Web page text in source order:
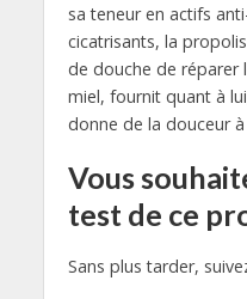
sa teneur en actifs
cicatrisants, la
de douche de réparer
miel, fournit quant à
donne de la douceur
Vous
test de ce
Sans plus tarder,